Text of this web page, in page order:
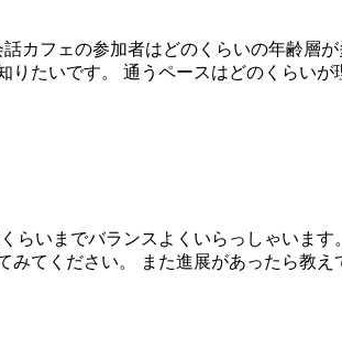
カフェの参加者はどのくらいの年齢層
たいです。 通うペースはどのくらいが
らいまでバランスよくいらっしゃいます
てください。 また進展があったら教え